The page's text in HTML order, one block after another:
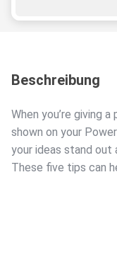
Beschreibung
When you’re giving
shown on your
your ideas stand out
These five tips can